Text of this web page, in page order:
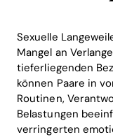
Sexuelle
Mangel an
tieferliegenden
können Paare in
Routinen,
Belastungen
verringerten